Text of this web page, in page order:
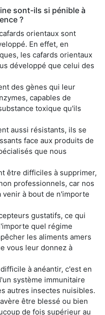
sont-ils si pénible à
?
orientaux sont
En effet, en
les cafards orientaux
développé que celui des
des gènes qui leur
capables de
toxique qu'ils
aussi résistants, ils se
face aux produits de
que nous
être difficiles à supprimer,
professionnels, car nos
venir à bout de n'importe
gustatifs, ce qui
quel régime
les aliments amers
vous leur donnez à
à anéantir, c'est en
système immunitaire
autres insectes nuisibles.
être blessé ou bien
de fois supérieur au